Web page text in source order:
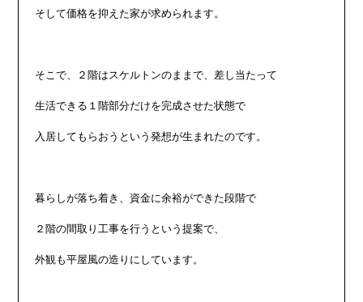
そして価格を抑えた家が求められます。
そこで、２階はスケルトンのままで、差し当たって
生活できる１階部分だけを完成させた状態で
入居してもらおうという発想が生まれたのです。
暮らしが落ち着き、資金に余裕ができた段階で
２階の間取り工事を行うという提案で、
外観も平屋風の造りにしています。